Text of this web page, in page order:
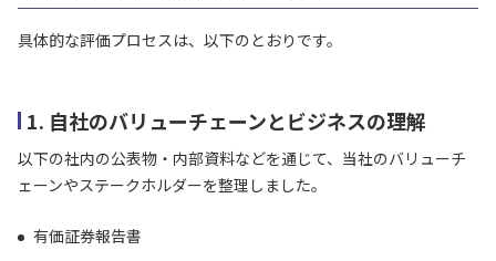
具体的な評価プロセスは、以下のとおりです。
1. 自社のバリューチェーンとビジネスの理解
以下の社内の公表物・内部資料などを通じて、当社のバリューチ
ェーンやステークホルダーを整理しました。
有価証券報告書